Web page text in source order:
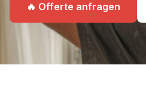
🔥 Offerte anfragen